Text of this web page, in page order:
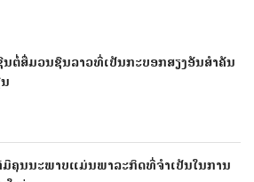
ຕໍ່ສື່ມວນຊົນລາວທີ່ເປັນກະບອກສຽງອັນສຳຄັນ
ມີຄຸນນະພາບແມ່ນພາລະກິດທີ່ຈຳເປັນໃນການ